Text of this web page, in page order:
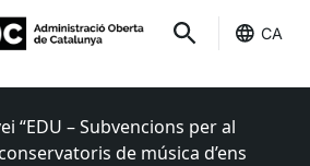
CA
“EDU – Subvencions per al
de música d’ens